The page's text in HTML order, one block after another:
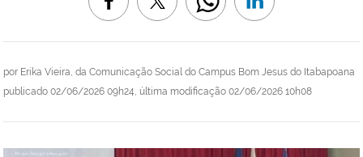
por Erika Vieira, da Comunicação Social do Campus Bom Jesus do Itabapoana
publicado 02/06/2026 09h24, última modificação 02/06/2026 10h08